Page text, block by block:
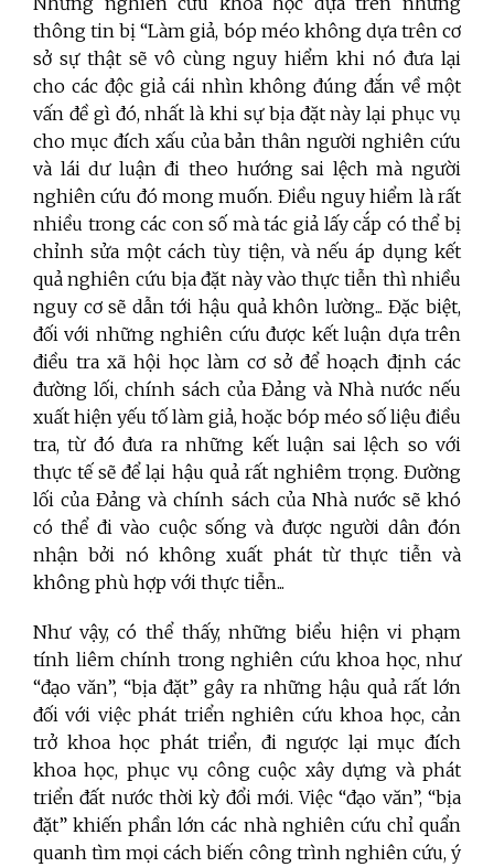
thông tin bị “Làm giả, bóp méo không dựa trên cơ
sở sự thật sẽ vô cùng nguy hiểm khi nó đưa lại
cho các độc giả cái nhìn không đúng đắn về một
vấn đề gì đó, nhất là khi sự bịa đặt này lại phục vụ
cho mục đích xấu của bản thân người nghiên cứu
và lái dư luận đi theo hướng sai lệch mà người
nghiên cứu đó mong muốn. Điều nguy hiểm là rất
nhiều trong các con số mà tác giả lấy cắp có thể bị
chỉnh sửa một cách tùy tiện, và nếu áp dụng kết
quả nghiên cứu bịa đặt này vào thực tiễn thì nhiều
nguy cơ sẽ dẫn tới hậu quả khôn lường... Đặc biệt,
đối với những nghiên cứu được kết luận dựa trên
điều tra xã hội học làm cơ sở để hoạch định các
đường lối, chính sách của Đảng và Nhà nước nếu
xuất hiện yếu tố làm giả, hoặc bóp méo số liệu điều
tra, từ đó đưa ra những kết luận sai lệch so với
thực tế sẽ để lại hậu quả rất nghiêm trọng. Đường
lối của Đảng và chính sách của Nhà nước sẽ khó
có thể đi vào cuộc sống và được người dân đón
nhận bởi nó không xuất phát từ thực tiễn và
không phù hợp với thực tiễn...
Như vậy, có thể thấy, những biểu hiện vi phạm
tính liêm chính trong nghiên cứu khoa học, như
“đạo văn”, “bịa đặt” gây ra những hậu quả rất lớn
đối với việc phát triển nghiên cứu khoa học, cản
trở khoa học phát triển, đi ngược lại mục đích
khoa học, phục vụ công cuộc xây dựng và phát
triển đất nước thời kỳ đổi mới. Việc “đạo văn”, “bịa
đặt” khiến phần lớn các nhà nghiên cứu chỉ quẩn
quanh tìm mọi cách biến công trình nghiên cứu, ý